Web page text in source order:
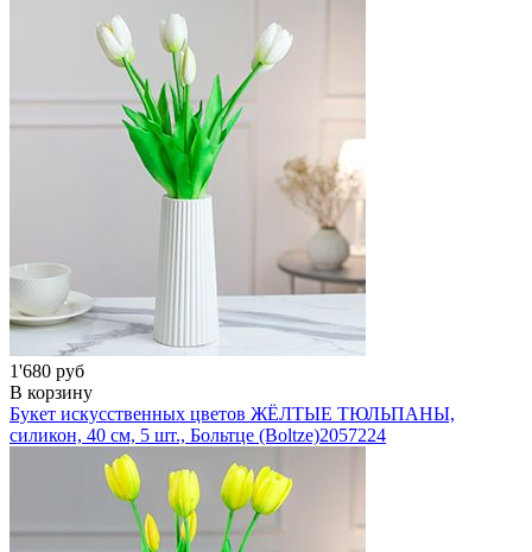
1'680 руб
В корзину
Букет искусственных цветов ЖЁЛТЫЕ ТЮЛЬПАНЫ,
силикон, 40 см, 5 шт., Больтце (Boltze)2057224